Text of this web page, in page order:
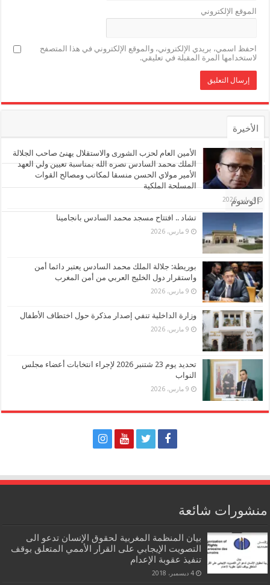
الموقع الإلكتروني
احفظ اسمي، بريدي الإلكتروني، والموقع الإلكتروني في هذا المتصفح
لاستخدامها المرة المقبلة في تعليقي.
الأخيرة
الأشهر
تعليقات
الوسوم
الأمين العام لحزب الشورى والاستقلال يهنئ صاحب الجلالة
الملك محمد السادس نصره الله بمناسبة تعيين ولي العهد
الأمير مولاي الحسن منسقا لمكاتب ومصالح القوات
المسلحة الملكية
4 مايو، 2026
تشاد .. افتتاح مسجد محمد السادس بانجامينا
9 مارس، 2026
بوريطة: جلالة الملك محمد السادس يعتبر دائما أمن
واستقرار دول الخليج العربي من أمن المغرب
9 مارس، 2026
وزارة الداخلية تنفي إصدار مذكرة حول اختطاف الأطفال
9 مارس، 2026
تحديد يوم 23 شتنبر 2026 لإجراء انتخابات أعضاء مجلس
النواب
9 مارس، 2026
منشورات شائعة
بيان المنظمة المغربية لحقوق الإنسان تدعو الى
التصويت الإيجابي على القرار الأممي المتعلق بوقف
تنفيذ عقوبة الإعدام
4 ديسمبر، 2018